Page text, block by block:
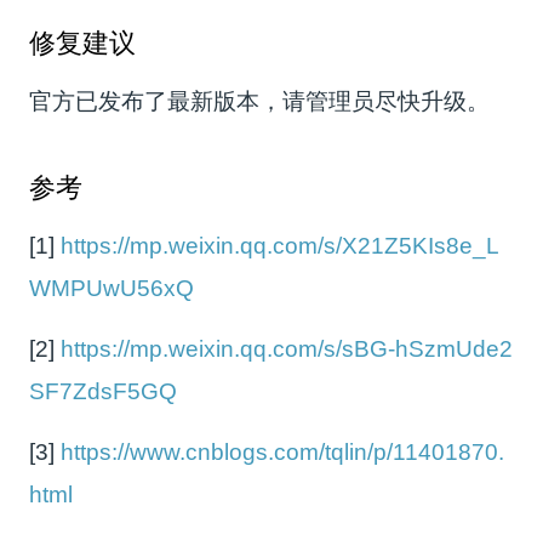
修复建议
官方已发布了最新版本，请管理员尽快升级。
参考
[1] https://mp.weixin.qq.com/s/X21Z5KIs8e_L
WMPUwU56xQ
[2] https://mp.weixin.qq.com/s/sBG-hSzmUde2
SF7ZdsF5GQ
[3] https://www.cnblogs.com/tqlin/p/11401870.
html